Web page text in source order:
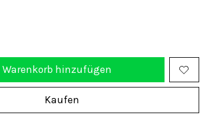
Warenkorb hinzufügen
Kaufen